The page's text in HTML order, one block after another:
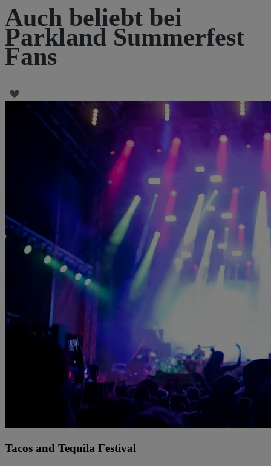
Auch beliebt bei
Parkland Summerfest
Fans
Tacos and Tequila Festival